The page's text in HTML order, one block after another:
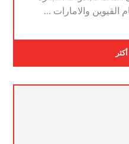
والامارات ...